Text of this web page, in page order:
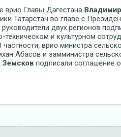
врио Главы Дагестана
Татарстан во главе с
двух регионов
и культурном
врио министра
Абасов и замминистра
Земсков подписали соглашение